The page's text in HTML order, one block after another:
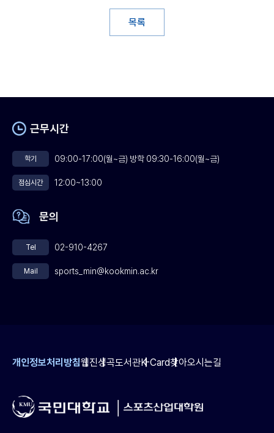
목록
개인정보처리방침웹진성곡도서관K-Card찾아오시는길
근무시간
학기 09:00-17:00(월~금) 방학 09:30-16:00(월~금)
점심시간 12:00~13:00
문의
Tel 02-910-4267
Mail sports_min@kookmin.ac.kr